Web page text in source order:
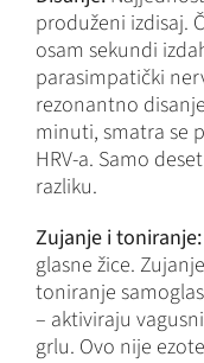
produženi izdisaj.
osam sekundi
parasimpatički
rezonantno
minuti, smatra se
HRV-a. Samo
razliku.
Zujanje i toniranje:
glasne žice.
toniranje
– aktiviraju
grlu. Ovo nije